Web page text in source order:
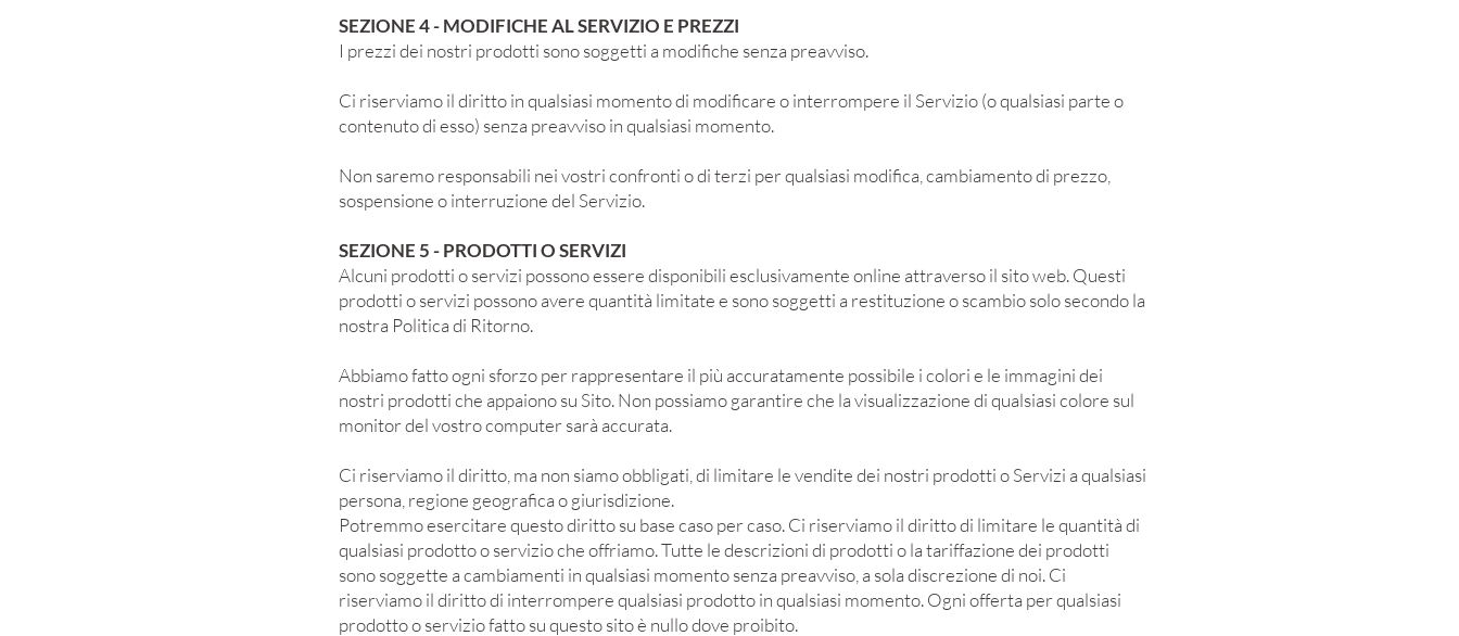
SEZIONE 4 - MODIFICHE AL SERVIZIO E PREZZI
I prezzi dei nostri prodotti sono soggetti a modifiche senza preavviso.
Ci riserviamo il diritto in qualsiasi momento di modificare o interrompere il Servizio (o qualsiasi parte o
contenuto di esso) senza preavviso in qualsiasi momento.
Non saremo responsabili nei vostri confronti o di terzi per qualsiasi modifica, cambiamento di prezzo,
sospensione o interruzione del Servizio.
SEZIONE 5 - PRODOTTI O SERVIZI
Alcuni prodotti o servizi possono essere disponibili esclusivamente online attraverso il sito web. Questi
prodotti o servizi possono avere quantità limitate e sono soggetti a restituzione o scambio solo secondo la
nostra Politica di Ritorno.
Abbiamo fatto ogni sforzo per rappresentare il più accuratamente possibile i colori e le immagini dei
nostri prodotti che appaiono su Sito. Non possiamo garantire che la visualizzazione di qualsiasi colore sul
monitor del vostro computer sarà accurata.
Ci riserviamo il diritto, ma non siamo obbligati, di limitare le vendite dei nostri prodotti o Servizi a qualsiasi
persona, regione geografica o giurisdizione.
Potremmo esercitare questo diritto su base caso per caso. Ci riserviamo il diritto di limitare le quantità di
qualsiasi prodotto o servizio che offriamo. Tutte le descrizioni di prodotti o la tariffazione dei prodotti
sono soggette a cambiamenti in qualsiasi momento senza preavviso, a sola discrezione di noi. Ci
riserviamo il diritto di interrompere qualsiasi prodotto in qualsiasi momento. Ogni offerta per qualsiasi
prodotto o servizio fatto su questo sito è nullo dove proibito.